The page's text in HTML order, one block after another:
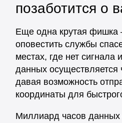
позаботится о
Еще одна крутая фишка
оповестить службы
местах, где нет
данных осуществляется
давая возможность
координаты для
Миллиард часов данных